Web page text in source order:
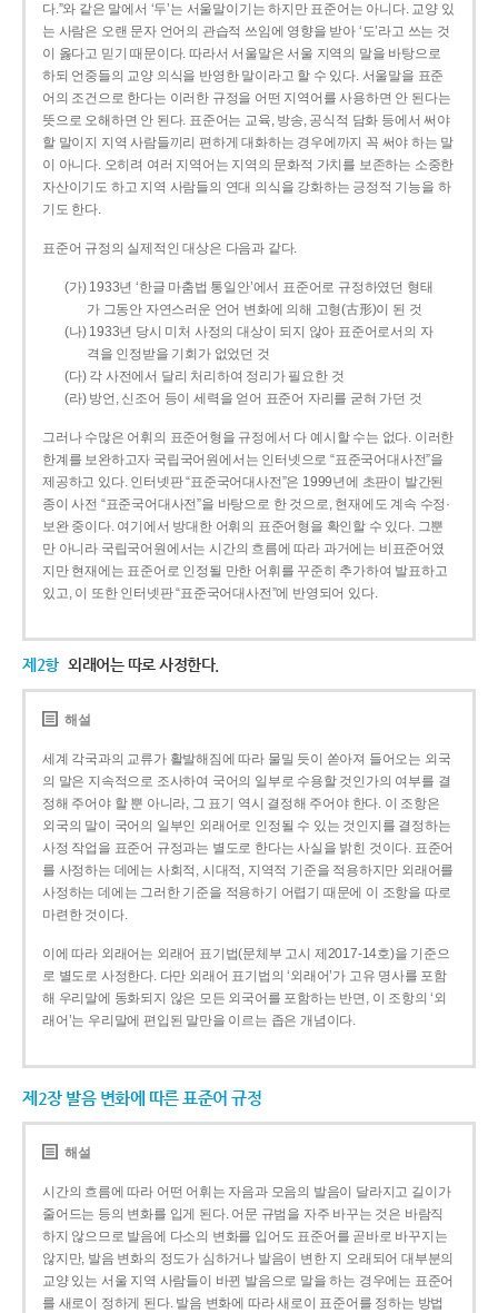
다.”와 같은 말에서 ‘두’는 서울말이기는 하지만 표준어는 아니다. 교양 있
는 사람은 오랜 문자 언어의 관습적 쓰임에 영향을 받아 ‘도’라고 쓰는 것
이 옳다고 믿기 때문이다. 따라서 서울말은 서울 지역의 말을 바탕으로
하되 언중들의 교양 의식을 반영한 말이라고 할 수 있다. 서울말을 표준
어의 조건으로 한다는 이러한 규정을 어떤 지역어를 사용하면 안 된다는
뜻으로 오해하면 안 된다. 표준어는 교육, 방송, 공식적 담화 등에서 써야
할 말이지 지역 사람들끼리 편하게 대화하는 경우에까지 꼭 써야 하는 말
이 아니다. 오히려 여러 지역어는 지역의 문화적 가치를 보존하는 소중한
자산이기도 하고 지역 사람들의 연대 의식을 강화하는 긍정적 기능을 하
기도 한다.
표준어 규정의 실제적인 대상은 다음과 같다.
(가) 1933년 ‘한글 마춤법 통일안’에서 표준어로 규정하였던 형태
가 그동안 자연스러운 언어 변화에 의해 고형(古形)이 된 것
(나) 1933년 당시 미처 사정의 대상이 되지 않아 표준어로서의 자
격을 인정받을 기회가 없었던 것
(다) 각 사전에서 달리 처리하여 정리가 필요한 것
(라) 방언, 신조어 등이 세력을 얻어 표준어 자리를 굳혀 가던 것
그러나 수많은 어휘의 표준어형을 규정에서 다 예시할 수는 없다. 이러한
한계를 보완하고자 국립국어원에서는 인터넷으로 “표준국어대사전”을
제공하고 있다. 인터넷판 “표준국어대사전”은 1999년에 초판이 발간된
종이 사전 “표준국어대사전”을 바탕으로 한 것으로, 현재에도 계속 수정·
보완 중이다. 여기에서 방대한 어휘의 표준어형을 확인할 수 있다. 그뿐
만 아니라 국립국어원에서는 시간의 흐름에 따라 과거에는 비표준어였
지만 현재에는 표준어로 인정될 만한 어휘를 꾸준히 추가하여 발표하고
있고, 이 또한 인터넷판 “표준국어대사전”에 반영되어 있다.
제2항 외래어는 따로 사정한다.
해설
세계 각국과의 교류가 활발해짐에 따라 물밀 듯이 쏟아져 들어오는 외국
의 말은 지속적으로 조사하여 국어의 일부로 수용할 것인가의 여부를 결
정해 주어야 할 뿐 아니라, 그 표기 역시 결정해 주어야 한다. 이 조항은
외국의 말이 국어의 일부인 외래어로 인정될 수 있는 것인지를 결정하는
사정 작업을 표준어 규정과는 별도로 한다는 사실을 밝힌 것이다. 표준어
를 사정하는 데에는 사회적, 시대적, 지역적 기준을 적용하지만 외래어를
사정하는 데에는 그러한 기준을 적용하기 어렵기 때문에 이 조항을 따로
마련한 것이다.
이에 따라 외래어는 외래어 표기법(문체부 고시 제2017-14호)을 기준으
로 별도로 사정한다. 다만 외래어 표기법의 ‘외래어’가 고유 명사를 포함
해 우리말에 동화되지 않은 모든 외국어를 포함하는 반면, 이 조항의 ‘외
래어’는 우리말에 편입된 말만을 이르는 좁은 개념이다.
제2장 발음 변화에 따른 표준어 규정
해설
시간의 흐름에 따라 어떤 어휘는 자음과 모음의 발음이 달라지고 길이가
줄어드는 등의 변화를 입게 된다. 어문 규범을 자주 바꾸는 것은 바람직
하지 않으므로 발음에 다소의 변화를 입어도 표준어를 곧바로 바꾸지는
않지만, 발음 변화의 정도가 심하거나 발음이 변한 지 오래되어 대부분의
교양 있는 서울 지역 사람들이 바뀐 발음으로 말을 하는 경우에는 표준어
를 새로이 정하게 된다. 발음 변화에 따라 새로이 표준어를 정하는 방법